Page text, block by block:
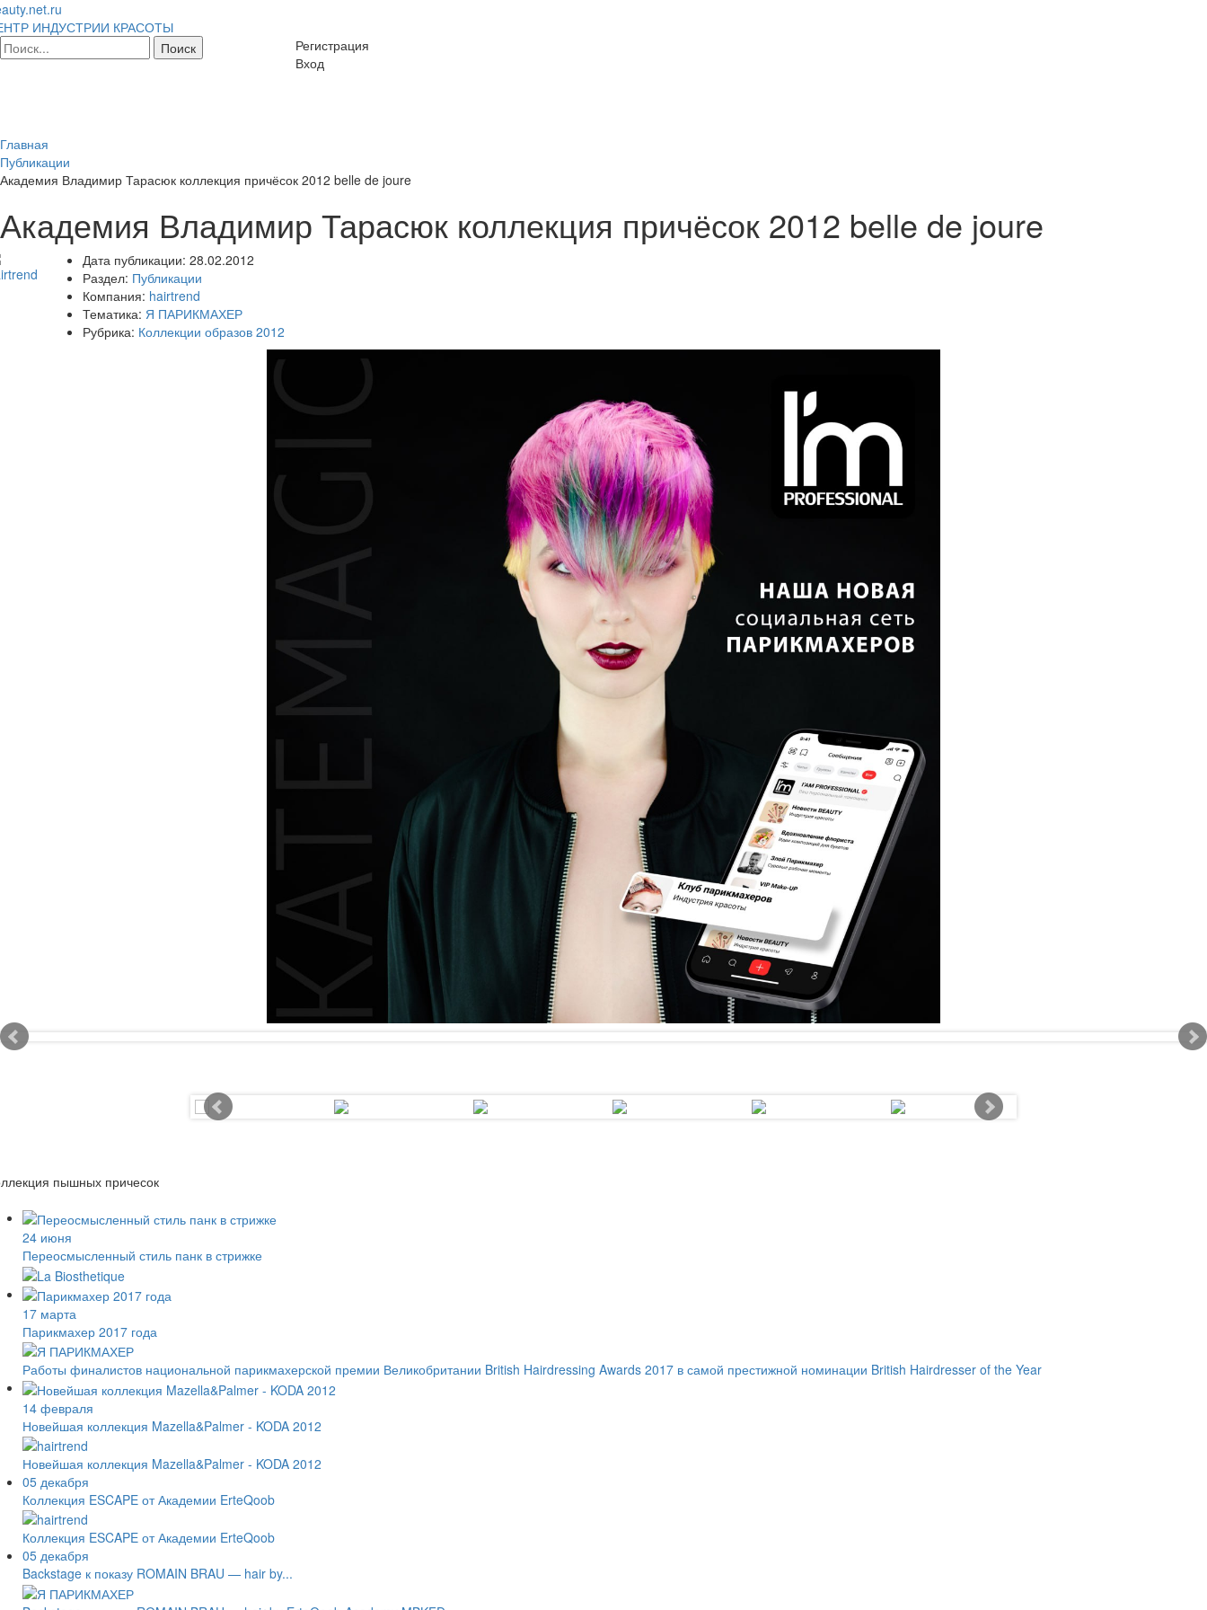
ИНДУСТРИИ КРАСОТЫ
Регистрация
Вход
Главная
Публикации
Академия Владимир Тарасюк коллекция причёсок 2012 belle de joure
Академия Владимир Тарасюк коллекция причёсок 2012 belle de joure
Дата публикации: 28.02.2012
Раздел: Публикации
Компания: hairtrend
Тематика: Я ПАРИКМАХЕР
Рубрика: Коллекции образов 2012
пышных причесок
24 июня
Переосмысленный стиль панк в стрижке
17 марта
Парикмахер 2017 года
Работы финалистов национальной парикмахерской премии Великобритании British Hairdressing Awards 2017 в самой престижной номинации British Hairdresser of the Year
14 февраля
Новейшая коллекция Mazella&Palmer - KODA 2012
Новейшая коллекция Mazella&Palmer - KODA 2012
05 декабря
Коллекция ESCAPE от Академии ErteQoob
Коллекция ESCAPE от Академии ErteQoob
05 декабря
Backstage к показу ROMAIN BRAU — hair by...